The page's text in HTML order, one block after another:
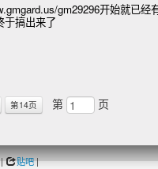
gm29296开始就已经
于搞出来了
第14页 第 页
贴吧|